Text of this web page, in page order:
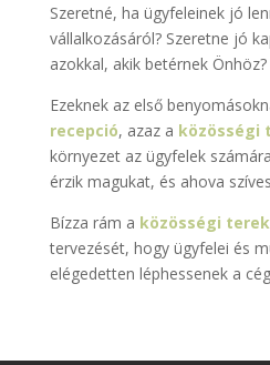
Szeretné, ha ügyfeleinek jó
vállalkozásáról? Szeretne jó
azokkal, akik betérnek Önhöz?
Ezeknek az első
recepció, azaz a közösségi
környezet az ügyfelek
érzik magukat, és ahova
Bízza rám a közösségi terek
tervezését, hogy ügyfelei és
elégedetten léphessenek a